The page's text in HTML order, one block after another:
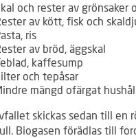
och rester av grönsaker
av kött, fisk och
ris
av bröd, äggskal
kaffesump
och tepåsar
mängd ofärgat
skickas sedan till en
Biogasen förädlas till